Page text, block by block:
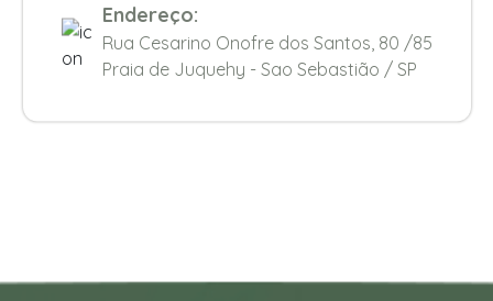
Endereço:
Rua Cesarino Onofre dos Santos, 80 /85
Praia de Juquehy - Sao Sebastião / SP